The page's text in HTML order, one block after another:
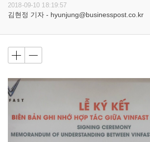
2018-09-10 18:19:57
김현정 기자 - hyunjung@businesspost.co.kr